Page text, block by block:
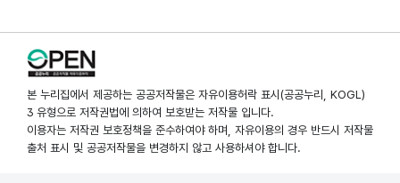
본 누리집에서 제공하는 공공저작물은 자유이용허락 표시(공공누리, KOGL)
3 유형으로 저작권법에 의하여 보호받는 저작물 입니다.
이용자는 저작권 보호정책을 준수하여야 하며, 자유이용의 경우 반드시 저작물
출처 표시 및 공공저작물을 변경하지 않고 사용하셔야 합니다.